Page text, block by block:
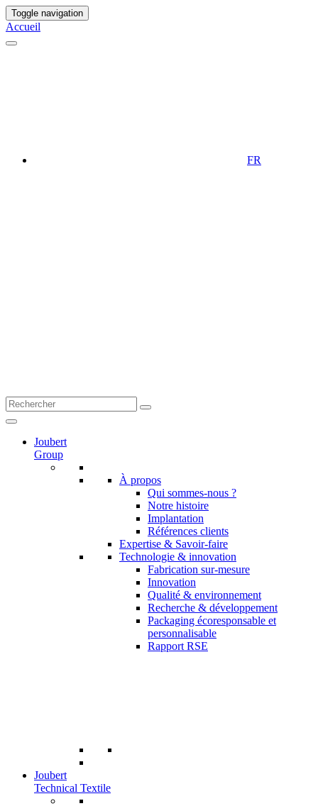
Toggle navigation
Accueil
FR
Joubert
Group
À propos
Qui sommes-nous ?
Notre histoire
Implantation
Références clients
Expertise & Savoir-faire
Technologie & innovation
Fabrication sur-mesure
Innovation
Qualité & environnement
Recherche & développement
Packaging écoresponsable et
personnalisable
Rapport RSE
Joubert
Technical Textile